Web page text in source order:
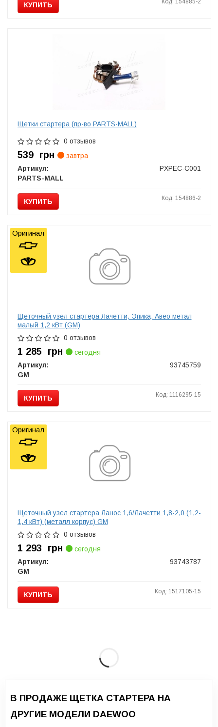
КУПИТЬ Код: 154885-2
Щетки стартера (пр-во PARTS-MALL)
0 отзывов
539 грн
завтра
Артикул:
PXPEC-C001
PARTS-MALL
КУПИТЬ Код: 154886-2
Щеточный узел стартера Лачетти, Эпика, Авео метал
малый 1,2 кВт (GM)
0 отзывов
1 285 грн
сегодня
Артикул:
93745759
GM
КУПИТЬ Код: 1116295-15
Оригинал
Щеточный узел стартера Ланос 1,6/Лачетти 1,8-2,0 (1,2-
1,4 кВт) (металл корпус) GM
0 отзывов
1 293 грн
сегодня
Артикул:
93743787
GM
КУПИТЬ Код: 1517105-15
Оригинал
В ПРОДАЖЕ ЩЕТКА СТАРТЕРА НА
ДРУГИЕ МОДЕЛИ DAEWOO